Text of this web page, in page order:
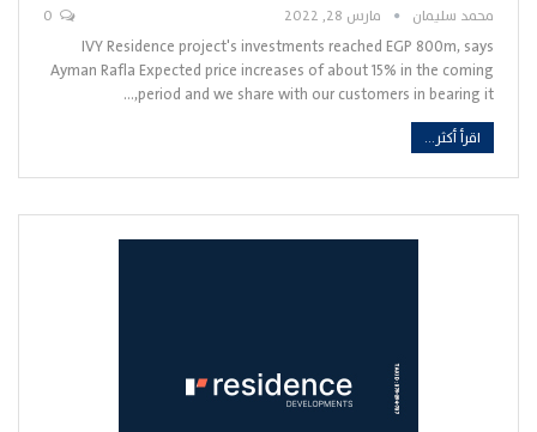
محمد سليمان مارس 28, 2022
IVY Residence project's investments reached EGP 800m, says
Ayman Rafla Expected price increases of about 15% in the coming
period and we share with our customers in bearing it,…
اقرأ أكثر...